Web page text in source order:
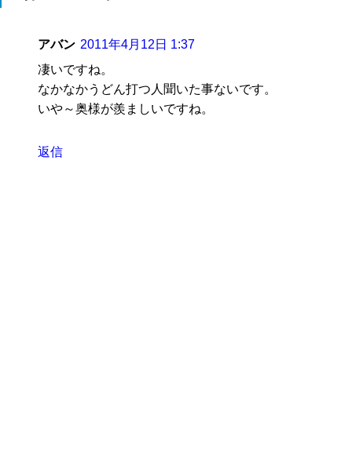
アバン 2011年4月12日 1:37
凄いですね。
なかなかうどん打つ人聞いた事ないです。
いや～奥様が羨ましいですね。
返信